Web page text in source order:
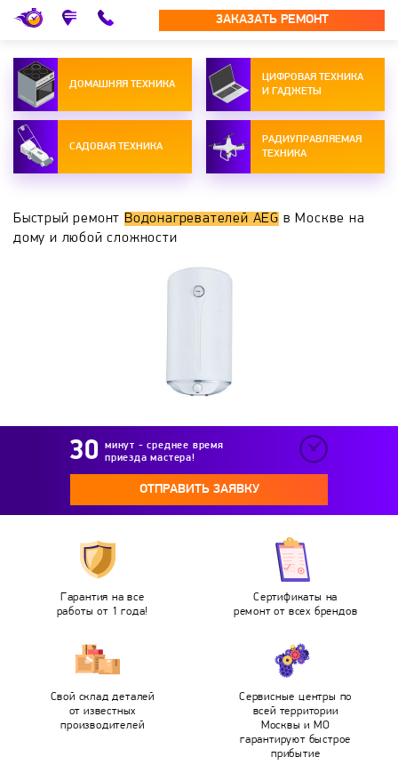
ЗАКАЗАТЬ РЕМОНТ
ДОМАШНЯЯ ТЕХНИКА
ЦИФРОВАЯ ТЕХНИКА
И ГАДЖЕТЫ
САДОВАЯ ТЕХНИКА
РАДИУПРАВЛЯЕМАЯ
ТЕХНИКА
Быстрый ремонт Водонагревателей AEG в Москве на
дому и любой сложности
минут - среднее время
приезда мастера!
ОТПРАВИТЬ ЗАЯВКУ
Гарантия на все
работы от 1 года!
Сертификаты на
ремонт от всех брендов
Свой склад деталей
от известных
производителей
Сервисные центры по
всей территории
Москвы и МО
гарантируют быстрое
прибытие